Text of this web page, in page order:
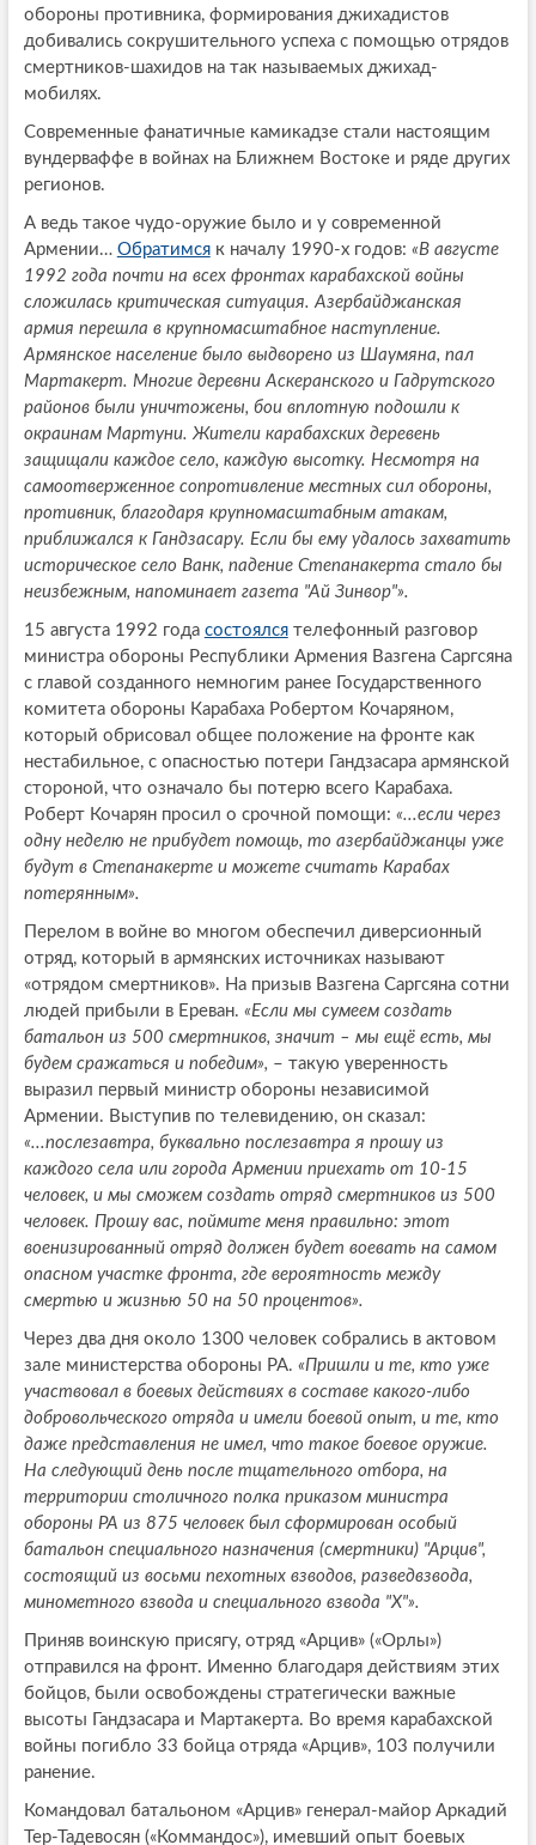
обороны противника, формирования джихадистов
добивались сокрушительного успеха с помощью отрядов
смертников-шахидов на так называемых джихад-
мобилях.
Современные фанатичные камикадзе стали настоящим
вундерваффе в войнах на Ближнем Востоке и ряде других
регионов.
А ведь такое чудо-оружие было и у современной
Армении… Обратимсяк началу 1990-х годов: «В августе
1992 года почти на всех фронтах карабахской войны
сложилась критическая ситуация. Азербайджанская
армия перешла в крупномасштабное наступление.
Армянское население было выдворено из Шаумяна, пал
Мартакерт. Многие деревни Аскеранcкого и Гадрутского
районов были уничтожены, бои вплотную подошли к
окраинам Мартуни. Жители карабахских деревень
защищали каждое село, каждую высотку. Несмотря на
самоотверженное сопротивление местных сил обороны,
противник, благодаря крупномасштабным атакам,
приближался к Гандзасару. Если бы ему удалось захватить
историческое село Ванк, падение Степанакерта стало бы
неизбежным, напоминает газета "Ай Зинвор"».
15 августа 1992 года состоялсятелефонный разговор
министра обороны Республики Армения Вазгена Саргсяна
с главой созданного немногим ранее Государственного
комитета обороны Карабаха Робертом Кочаряном,
который обрисовал общее положение на фронте как
нестабильное, с опасностью потери Гандзасара армянской
стороной, что означало бы потерю всего Карабаха.
Роберт Кочарян просил о срочной помощи: «...если через
одну неделю не прибудет помощь, то азербайджанцы уже
будут в Степанакерте и можете считать Карабах
потерянным».
Перелом в войне во многом обеспечил диверсионный
отряд, который в армянских источниках называют
«отрядом смертников». На призыв Вазгена Саргсяна сотни
людей прибыли в Ереван. «Если мы сумеем создать
батальон из 500 смертников, значит – мы ещё есть, мы
будем сражаться и победим», – такую уверенность
выразил первый министр обороны независимой
Армении. Выступив по телевидению, он сказал:
«...послезавтра, буквально послезавтра я прошу из
каждого села или города Армении приехать от 10-15
человек, и мы сможем создать отряд смертников из 500
человек. Прошу вас, поймите меня правильно: этот
военизированный отряд должен будет воевать на самом
опасном участке фронта, где вероятность между
смертью и жизнью 50 на 50 процентов».
Через два дня около 1300 человек собрались в актовом
зале министерства обороны РА. «Пришли и те, кто уже
участвовал в боевых действиях в составе какого-либо
добровольческого отряда и имели боевой опыт, и те, кто
даже представления не имел, что такое боевое оружие.
На следующий день после тщательного отбора, на
территории столичного полка приказом министра
обороны РА из 875 человек был сформирован особый
батальон специального назначения (смертники) "Арцив",
состоящий из восьми пехотных взводов, разведвзвода,
минометного взвода и специального взвода "X"».
Приняв воинскую присягу, отряд «Арцив» («Орлы»)
отправился на фронт. Именно благодаря действиям этих
бойцов, были освобождены стратегически важные
высоты Гандзасара и Мартакерта. Во время карабахской
войны погибло 33 бойца отряда «Арцив», 103 получили
ранение.
Командовал батальоном «Арцив» генерал-майор Аркадий
Тер-Тадевосян («Коммандос»), имевший опыт боевых